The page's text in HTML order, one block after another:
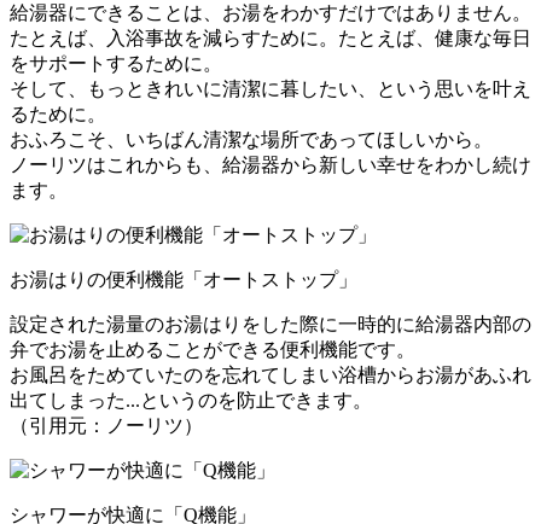
給湯器にできることは、お湯をわかすだけではありません。
たとえば、入浴事故を減らすために。たとえば、健康な毎日
をサポートするために。
そして、もっときれいに清潔に暮したい、という思いを叶え
るために。
おふろこそ、いちばん清潔な場所であってほしいから。
ノーリツはこれからも、給湯器から新しい幸せをわかし続け
ます。
お湯はりの便利機能「オートストップ」
設定された湯量のお湯はりをした際に一時的に給湯器内部の
弁でお湯を止めることができる便利機能です。
お風呂をためていたのを忘れてしまい浴槽からお湯があふれ
出てしまった...というのを防止できます。
（引用元：ノーリツ）
シャワーが快適に「Q機能」